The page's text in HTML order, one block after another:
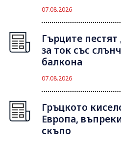
07.08.2026
Гърците
за ток със
балкона
07.08.2026
Гръцкото
Европа,
скъпо